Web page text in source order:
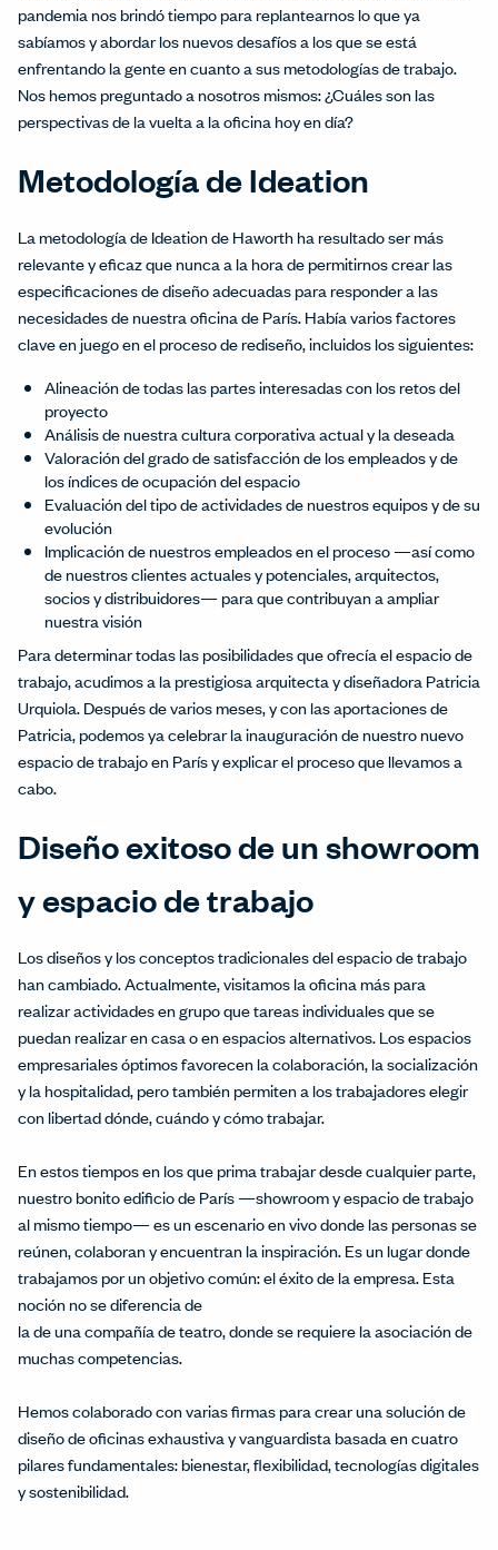
pandemia nos brindó tiempo para replantearnos lo que ya
sabíamos y abordar los nuevos desafíos a los que se está
enfrentando la gente en cuanto a sus metodologías de trabajo.
Nos hemos preguntado a nosotros mismos: ¿Cuáles son las
perspectivas de la vuelta a la oficina hoy en día?
Metodología de Ideation
La metodología de Ideation de Haworth ha resultado ser más
relevante y eficaz que nunca a la hora de permitirnos crear las
especificaciones de diseño adecuadas para responder a las
necesidades de nuestra oficina de París. Había varios factores
clave en juego en el proceso de rediseño, incluidos los siguientes:
Alineación de todas las partes interesadas con los retos del
proyecto
Análisis de nuestra cultura corporativa actual y la deseada
Valoración del grado de satisfacción de los empleados y de
los índices de ocupación del espacio
Evaluación del tipo de actividades de nuestros equipos y de su
evolución
Implicación de nuestros empleados en el proceso —así como
de nuestros clientes actuales y potenciales, arquitectos,
socios y distribuidores— para que contribuyan a ampliar
nuestra visión
Para determinar todas las posibilidades que ofrecía el espacio de
trabajo, acudimos a la prestigiosa arquitecta y diseñadora Patricia
Urquiola. Después de varios meses, y con las aportaciones de
Patricia, podemos ya celebrar la inauguración de nuestro nuevo
espacio de trabajo en París y explicar el proceso que llevamos a
cabo.
Diseño exitoso de un showroom
y espacio de trabajo
Los diseños y los conceptos tradicionales del espacio de trabajo
han cambiado. Actualmente, visitamos la oficina más para
realizar actividades en grupo que tareas individuales que se
puedan realizar en casa o en espacios alternativos. Los espacios
empresariales óptimos favorecen la colaboración, la socialización
y la hospitalidad, pero también permiten a los trabajadores elegir
con libertad dónde, cuándo y cómo trabajar.
En estos tiempos en los que prima trabajar desde cualquier parte,
nuestro bonito edificio de París —showroom y espacio de trabajo
al mismo tiempo— es un escenario en vivo donde las personas se
reúnen, colaboran y encuentran la inspiración. Es un lugar donde
trabajamos por un objetivo común: el éxito de la empresa. Esta
noción no se diferencia de
la de una compañía de teatro, donde se requiere la asociación de
muchas competencias.
Hemos colaborado con varias firmas para crear una solución de
diseño de oficinas exhaustiva y vanguardista basada en cuatro
pilares fundamentales: bienestar, flexibilidad, tecnologías digitales
y sostenibilidad.